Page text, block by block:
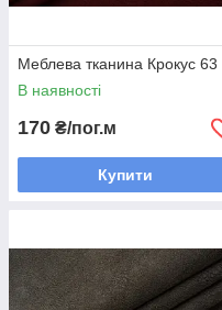
Меблева тканина Крокус 63
В наявності
170 ₴/пог.м
Купити